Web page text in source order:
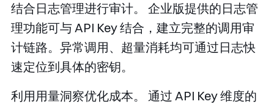
结合日志管理进行审计。
企业版提供的日志管
理功能可与 API Key 结合，建立完整的调用审
计链路。异常调用、超量消耗均可通过日志快
速定位到具体的密钥。
利用用量洞察优化成本。
通过 API Key 维度的